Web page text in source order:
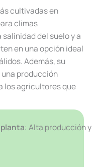
cultivadas en
climas
del suelo y a
en una opción ideal
Además, su
producción
los agricultores que
: Alta producción y